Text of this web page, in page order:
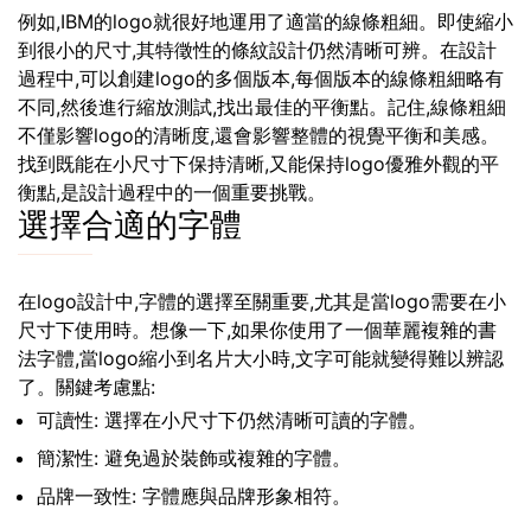
例如,IBM的logo就很好地運用了適當的線條粗細。即使縮小
到很小的尺寸,其特徵性的條紋設計仍然清晰可辨。在設計
過程中,可以創建logo的多個版本,每個版本的線條粗細略有
不同,然後進行縮放測試,找出最佳的平衡點。記住,線條粗細
不僅影響logo的清晰度,還會影響整體的視覺平衡和美感。
找到既能在小尺寸下保持清晰,又能保持logo優雅外觀的平
衡點,是設計過程中的一個重要挑戰。
選擇合適的字體
在logo設計中,字體的選擇至關重要,尤其是當logo需要在小
尺寸下使用時。想像一下,如果你使用了一個華麗複雜的書
法字體,當logo縮小到名片大小時,文字可能就變得難以辨認
了。關鍵考慮點:
可讀性: 選擇在小尺寸下仍然清晰可讀的字體。
簡潔性: 避免過於裝飾或複雜的字體。
品牌一致性: 字體應與品牌形象相符。